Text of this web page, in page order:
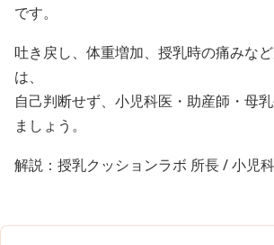
です。
吐き戻し、体重増加、授乳時の痛みな
は、
自己判断せず、小児科医・助産師・母
ましょう。
解説：授乳クッションラボ 所長 / 小児